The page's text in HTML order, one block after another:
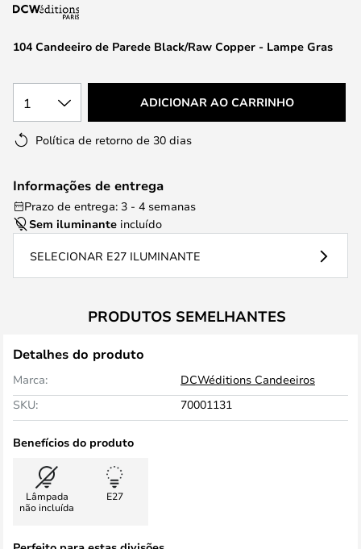
da
de104 Candeeiro de Parede Black/Raw Copper - Lampe Gras
1 ADICIONAR AO CARRINHO
Política de retorno de 30 dias
Informações de entrega
Prazo de entrega: 3 - 4 semanas
Sem iluminante incluído
SELECIONAR E27 ILUMINANTE
PRODUTOS SEMELHANTES
Detalhes do produto
Marca:
DCWéditions Candeeiros
SKU:
70001131
Benefícios do produto
Lâmpada
não incluída
E27